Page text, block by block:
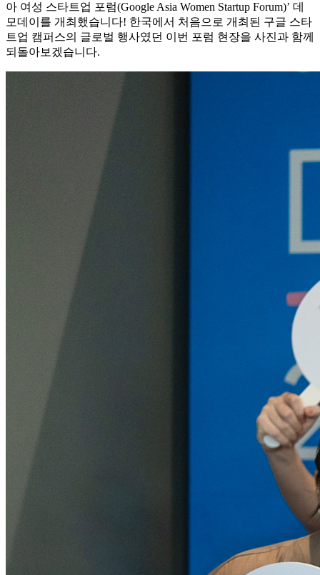
아 여성 스타트업 포럼(Google Asia Women Startup Forum)’ 데
모데이를 개최했습니다! 한국에서 처음으로 개최된 구글 스타
트업 캠퍼스의 글로벌 행사였던 이번 포럼 현장을 사진과 함께
되돌아보겠습니다.